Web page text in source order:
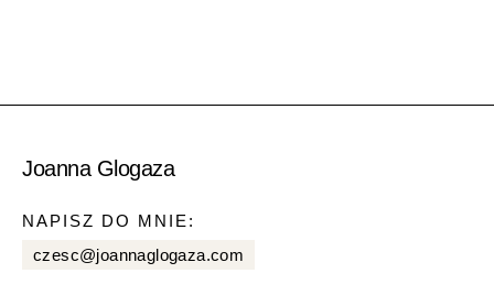
Joanna Glogaza
NAPISZ DO MNIE:
czesc@joannaglogaza.com